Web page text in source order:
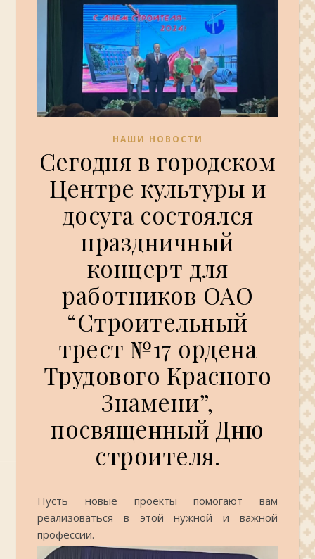
НАШИ НОВОСТИ
Сегодня в городском
Центре культуры и
досуга состоялся
праздничный
концерт для
работников ОАО
“Строительный
трест №17 ордена
Трудового Красного
Знамени”,
посвященный Дню
строителя.
Пусть новые проекты помогают вам
реализоваться в этой нужной и важной
профессии.